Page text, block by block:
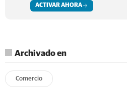
ACTIVAR AHORA
Archivado en
Comercio